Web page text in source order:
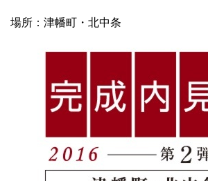
場所：津幡町・北中条